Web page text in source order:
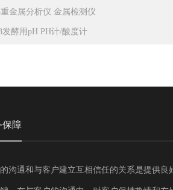
重金属分析仪 金属检测仪
发酵用pH PH计/酸度计
保障
沟通和与客户建立互相信任的关系是提供良